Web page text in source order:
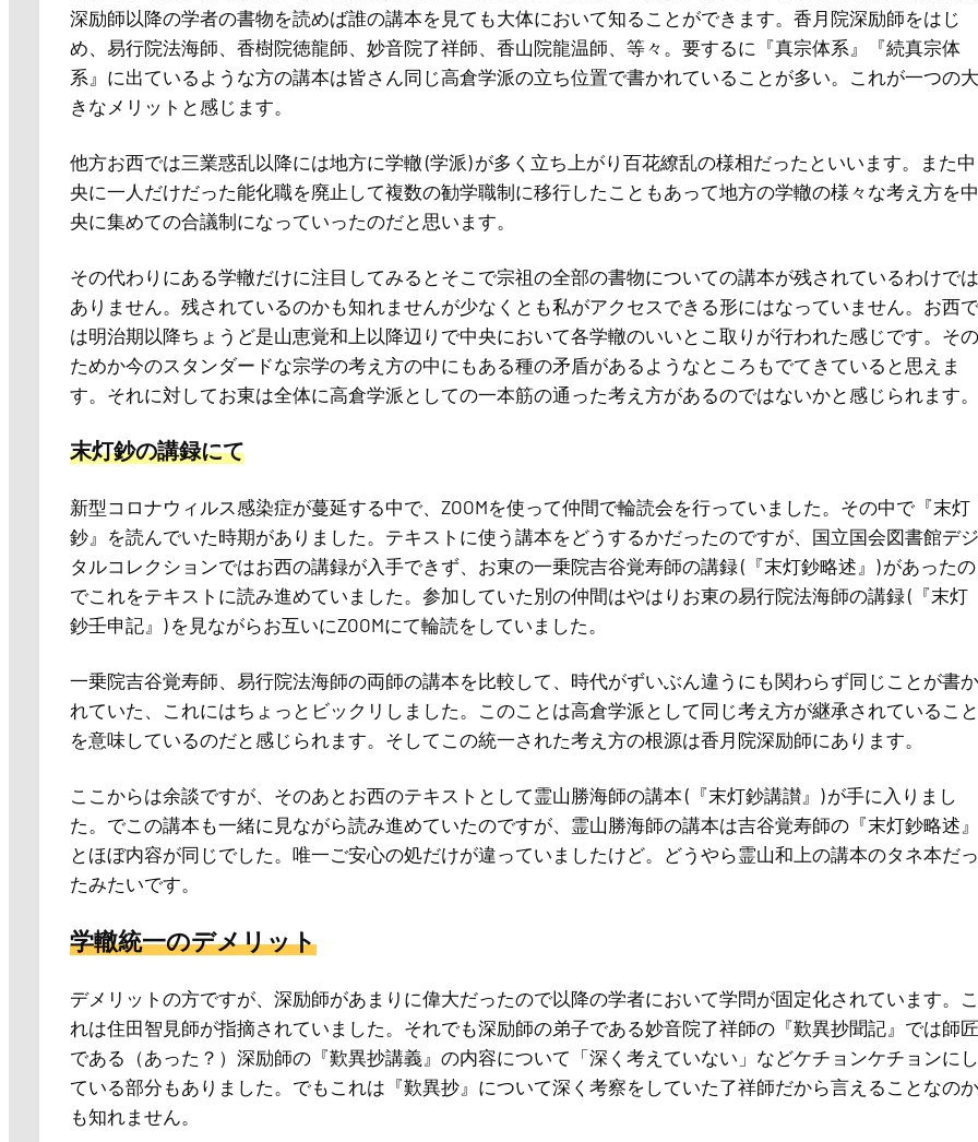
深励師以降の学者の書物を読めば誰の講本を見ても大体において知ることができます。香月院深励師をはじ
め、易行院法海師、香樹院徳龍師、妙音院了祥師、香山院龍温師、等々。要するに『真宗体系』『続真宗体
系』に出ているような方の講本は皆さん同じ高倉学派の立ち位置で書かれていることが多い。これが一つの大
きなメリットと感じます。
他方お西では三業惑乱以降には地方に学轍 (学派) が多く立ち上がり百花繚乱の様相だったといいます。また中
央に一人だけだった能化職を廃止して複数の勧学職制に移行したこともあって地方の学轍の様々な考え方を中
央に集めての合議制になっていったのだと思います。
その代わりにある学轍だけに注目してみるとそこで宗祖の全部の書物についての講本が残されているわけでは
ありません。残されているのかも知れませんが少なくとも私がアクセスできる形にはなっていません。お西で
は明治期以降ちょうど是山恵覚和上以降辺りで中央において各学轍のいいとこ取りが行われた感じです。その
ためか今のスタンダードな宗学の考え方の中にもある種の矛盾があるようなところもでてきていると思えま
す。それに対してお東は全体に高倉学派としての一本筋の通った考え方があるのではないかと感じられます。
末灯鈔の講録にて
新型コロナウィルス感染症が蔓延する中で、ZOOMを使って仲間で輪読会を行っていました。その中で『末灯
鈔』を読んでいた時期がありました。テキストに使う講本をどうするかだったのですが、国立国会図書館デジ
タルコレクションではお西の講録が入手できず、お東の一乗院吉谷覚寿師の講録 (『末灯鈔略述』) があったの
でこれをテキストに読み進めていました。参加していた別の仲間はやはりお東の易行院法海師の講録 (『末灯
鈔壬申記』) を見ながらお互いにZOOMにて輪読をしていました。
一乗院吉谷覚寿師、易行院法海師の両師の講本を比較して、時代がずいぶん違うにも関わらず同じことが書か
れていた、これにはちょっとビックリしました。このことは高倉学派として同じ考え方が継承されていること
を意味しているのだと感じられます。そしてこの統一された考え方の根源は香月院深励師にあります。
ここからは余談ですが、そのあとお西のテキストとして霊山勝海師の講本 (『末灯鈔講讃』) が手に入りまし
た。でこの講本も一緒に見ながら読み進めていたのですが、霊山勝海師の講本は吉谷覚寿師の『末灯鈔略述』
とほぼ内容が同じでした。唯一ご安心の処だけが違っていましたけど。どうやら霊山和上の講本のタネ本だっ
たみたいです。
学轍統一のデメリット
デメリットの方ですが、深励師があまりに偉大だったので以降の学者において学問が固定化されています。こ
れは住田智見師が指摘されていました。それでも深励師の弟子である妙音院了祥師の『歎異抄聞記』では師匠
である（あった？）深励師の『歎異抄講義』の内容について「深く考えていない」などケチョンケチョンにし
ている部分もありました。でもこれは『歎異抄』について深く考察をしていた了祥師だから言えることなのか
も知れません。